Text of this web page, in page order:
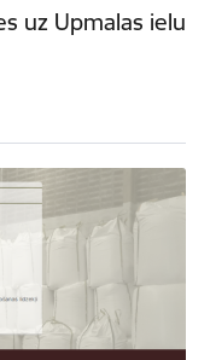
uz Upmalas ielu